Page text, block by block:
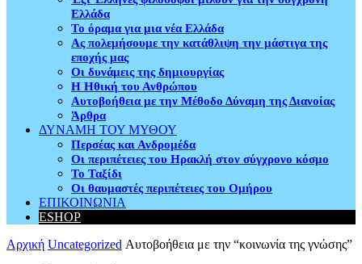
Ελλάδα
Το όραμα για μια νέα Ελλάδα
Ας πολεμήσουμε την κατάθλιψη την μάστιγα της
εποχής μας
Οι δυνάμεις της δημιουργίας
Η Ηθική του Ανθρώπου
Αυτοβοήθεια με την Μέθοδο Δύναμη της Διανοίας
Άρθρα
ΔΥΝΑΜΗ ΤΟΥ ΜΥΘΟΥ
Περσέας και Ανδρομέδα
Οι περιπέτειες του Ηρακλή στον σύγχρονο κόσμο
Το Ταξίδι
Οι θαυμαστές περιπέτειες του Ομήρου
ΕΠΙΚΟΙΝΩΝΙΑ
ESHOP
Αρχική Uncategorized Αυτοβοήθεια με την “κοινωνία της γνώσης”